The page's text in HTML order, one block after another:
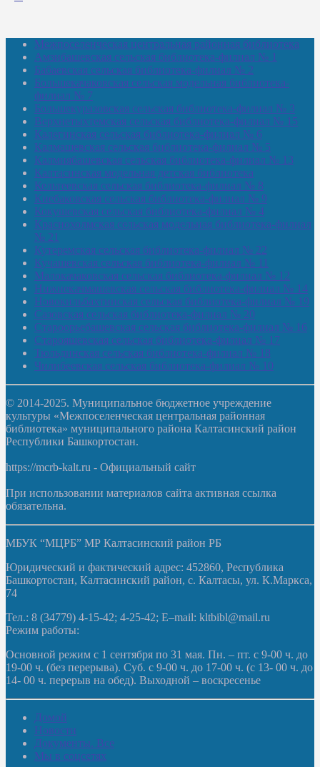
Межпоселенческая центральная районная библиотека
Амзибашевская сельская библиотека-филиал № 1
Бабаевская сельская библиотека-филиал № 2
Большекачаковская сельская модельная библиотека-
филиал № 7
Большекуразовская сельская библиотека-филиал № 3
Верхнетыхтемская сельская библиотека-филиал № 15
Калегинская сельская библиотека-филиал № 6
Калмашевская сельская библиотека-филиал № 5
Калмиябашевская сельская библиотека-филиал № 13
Калтасинская модельная детская библиотека
Кельтеевская сельская библиотека-филиал № 8
Киебаковская сельская библиотека-филиал № 9
Кокушевская сельская библиотека-филиал № 4
Краснохолмская сельская модельная библиотека-филиал
№ 21
Кутеремская сельская библиотека-филиал № 22
Кучашевская сельская библиотека-филиал № 11
Малокачаковская сельская библиотека-филиал № 12
Нижнекачмашевская сельская библиотека-филиал № 14
Новокильбахтинская сельская библиотека-филиал № 19
Сазовская сельская библиотека-филиал № 20
Староорьебашевская сельская библиотека-филиал № 16
Старояшевская сельская библиотека-филиал № 17
Тюльдинская сельская библиотека-филиал № 18
Чилибеевская сельская библиотека-филиал № 10
© 2014-2025. Муниципальное бюджетное учреждение
культуры «Межпоселенческая центральная районная
библиотека» муниципального района Калтасинский район
Республики Башкортостан.
https://mcrb-kalt.ru - Официальный сайт
При использовании материалов сайта активная ссылка
обязательна.
МБУК “МЦРБ” МР Калтасинский район РБ
Юридический и фактический адрес: 452860, Республика
Башкортостан, Калтасинский район, с. Калтасы, ул. К.Маркса,
74
Тел.: 8 (34779) 4-15-42; 4-25-42; E–mail: kltbibl@mail.ru
Режим работы:
Основной режим с 1 сентября по 31 мая. Пн. – пт. с 9-00 ч. до
19-00 ч. (без перерыва). Суб. с 9-00 ч. до 17-00 ч. (с 13- 00 ч. до
14- 00 ч. перерыв на обед). Выходной – воскресенье
Домой
Новости
Документы. Все
Мы в соцсетях